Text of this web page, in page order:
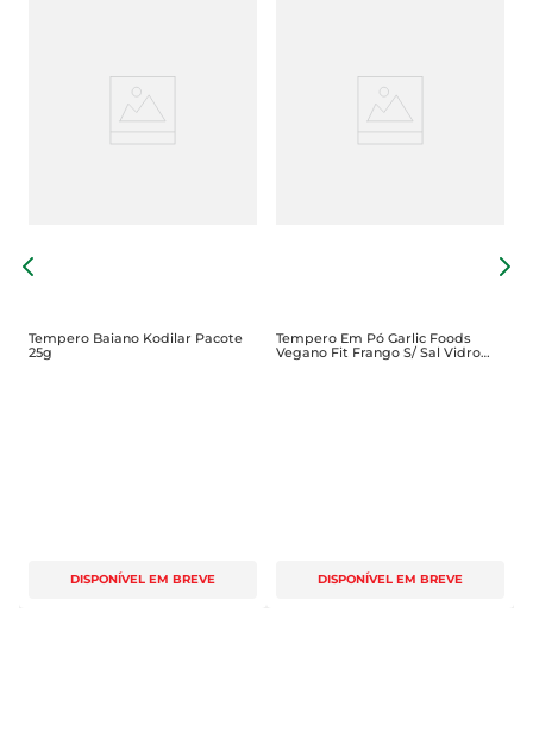
Tempero Baiano Kodilar Pacote
25g
DISPONÍVEL EM BREVE
Tempero Em Pó Garlic Foods
Vegano Fit Frango S/ Sal Vidro
70g
DISPONÍVEL EM BREVE